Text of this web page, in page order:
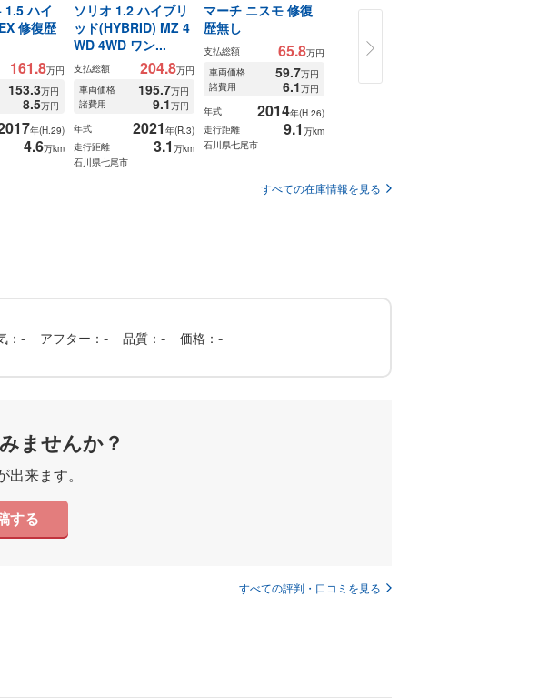
1.5 ハイ
修復歴
161.8万円
153.3万円
8.5万円
年(H.29)
4.6万km
ソリオ 1.2 ハイブリ
ッド(HYBRID) MZ 4
WD 4WD ワン...
支払総額 204.8万円
車両価格
195.7万円
諸費用
9.1万円
年式
2021 年(R.3)
走行距離
3.1 万km
石川県七尾市
マーチ ニスモ 修復
歴無し
支払総額 65.8万円
車両価格
59.7万円
諸費用
6.1万円
年式
2014年(H.26)
走行距離
9.1 万km
石川県七尾市
シエンタ 1.5 G ワン
支払総額
諸費用
すべての在庫情報を見る
- アフター - 品質 - 価格 -
ませんか？
来ます。
する
すべての評判・口コミを見る